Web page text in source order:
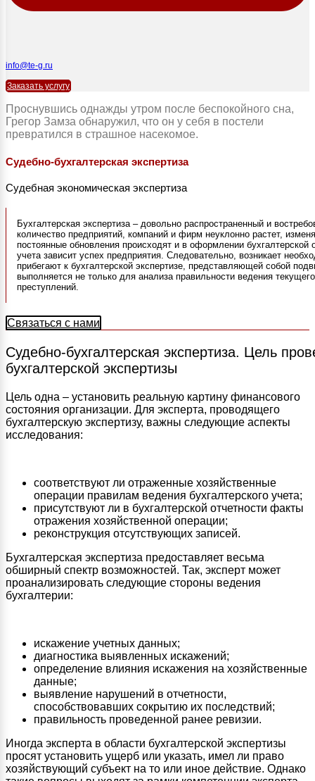
info@te-g.ru
Заказать услугу
Проснувшись однажды утром после беспокойного сна,
Грегор Замза обнаружил, что он у себя в постели
превратился в страшное насекомое.
Судебно-бухгалтерская экспертиза
Судебная экономическая экспертиза
Бухгалтерская экспертиза – довольно распространенный и
количество предприятий, компаний и фирм неуклонно растет,
постоянные обновления происходят и в оформлении бухгалтерской
учета зависит успех предприятия. Следовательно, возникает
прибегают к бухгалтерской экспертизе, представляющей собой
выполняется не только для анализа правильности ведения
преступлений.
Связаться с нами
Судебно-бухгалтерская экспертиза. Цель
бухгалтерской экспертизы
Цель одна – установить реальную картину финансового
состояния организации. Для эксперта, проводящего
бухгалтерскую экспертизу, важны следующие аспекты
исследования:
соответствуют ли отраженные хозяйственные
операции правилам ведения бухгалтерского учета;
присутствуют ли в бухгалтерской отчетности факты
отражения хозяйственной операции;
реконструкция отсутствующих записей.
Бухгалтерская экспертиза предоставляет весьма
обширный спектр возможностей. Так, эксперт может
проанализировать следующие стороны ведения
бухгалтерии:
искажение учетных данных;
диагностика выявленных искажений;
определение влияния искажения на хозяйственные
данные;
выявление нарушений в отчетности,
способствовавших сокрытию их последствий;
правильность проведенной ранее ревизии.
Иногда эксперта в области бухгалтерской экспертизы
просят установить ущерб или указать, имел ли право
хозяйствующий субъект на то или иное действие. Однако